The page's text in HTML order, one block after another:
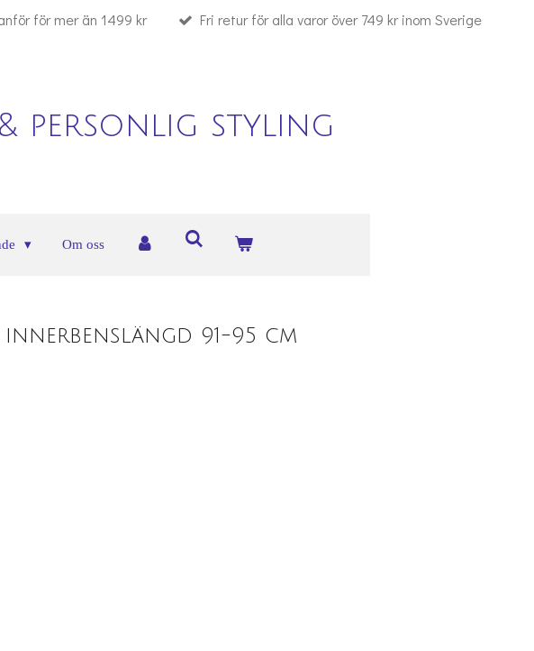
för mer än 1499 kr Fri retur för alla varor över 749 kr inom Sverige
personlig styling
Om oss
91-95 cm